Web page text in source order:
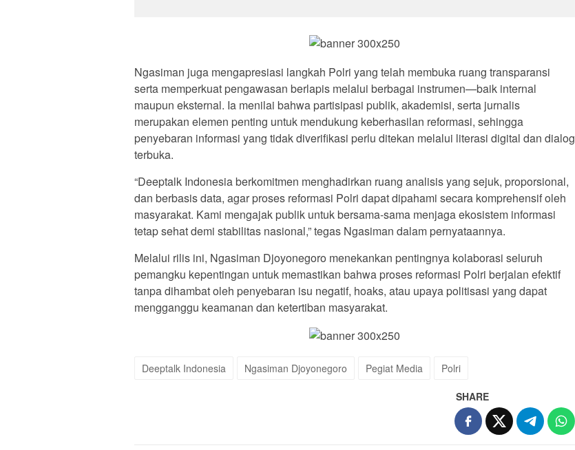
Ngasiman juga mengapresiasi langkah Polri yang telah membuka ruang transparansi
serta memperkuat pengawasan berlapis melalui berbagai instrumen—baik internal
maupun eksternal. Ia menilai bahwa partisipasi publik, akademisi, serta jurnalis
merupakan elemen penting untuk mendukung keberhasilan reformasi, sehingga
penyebaran informasi yang tidak diverifikasi perlu ditekan melalui literasi digital dan dialog
terbuka.
“Deeptalk Indonesia berkomitmen menghadirkan ruang analisis yang sejuk, proporsional,
dan berbasis data, agar proses reformasi Polri dapat dipahami secara komprehensif oleh
masyarakat. Kami mengajak publik untuk bersama-sama menjaga ekosistem informasi
tetap sehat demi stabilitas nasional,” tegas Ngasiman dalam pernyataannya.
Melalui rilis ini, Ngasiman Djoyonegoro menekankan pentingnya kolaborasi seluruh
pemangku kepentingan untuk memastikan bahwa proses reformasi Polri berjalan efektif
tanpa dihambat oleh penyebaran isu negatif, hoaks, atau upaya politisasi yang dapat
mengganggu keamanan dan ketertiban masyarakat.
Deeptalk Indonesia Ngasiman Djoyonegoro Pegiat Media Polri
SHARE